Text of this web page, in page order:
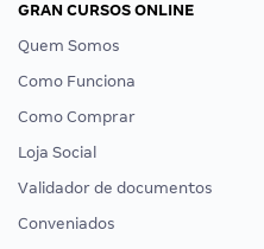
GRAN CURSOS ONLINE
Quem Somos
Como Funciona
Como Comprar
Loja Social
Validador de documentos
Conveniados